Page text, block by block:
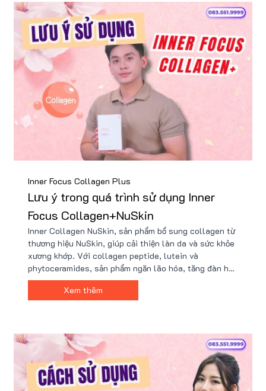
Inner Focus Collagen Plus
Lưu ý trong quá trình sử dụng Inner
Focus Collagen+NuSkin
Inner Collagen NuSkin, sản phẩm bổ sung collagen từ
thương hiệu NuSkin, giúp cải thiện làn da và sức khỏe
xương khớp. Với collagen peptide, lutein và
phytoceramides, sản phẩm ngăn lão hóa, tăng đàn hồi
da và bảo vệ cơ thể. Sử dụng đều đặn để duy trì vẻ đẹp
và sức khỏe dài lâu. Nhận ưu đãi tại Nu88!
Xem thêm